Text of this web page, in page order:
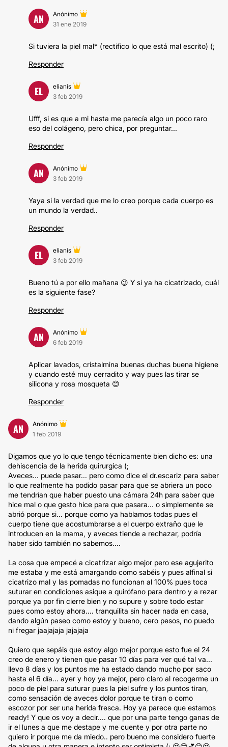
AN
Anónimo
31 ene 2019
Si tuviera la piel mal* (rectifico lo que está mal escrito) (;
Responder
EL
elianis
3 feb 2019
Ufff, si es que a mi hasta me parecía algo un poco raro
eso del colágeno, pero chica, por preguntar...
Responder
AN
Anónimo
3 feb 2019
Yaya si la verdad que me lo creo porque cada cuerpo es
un mundo la verdad..
Responder
EL
elianis
3 feb 2019
Bueno tú a por ello mañana 😉 Y si ya ha cicatrizado, cuál
es la siguiente fase?
Responder
AN
Anónimo
6 feb 2019
Aplicar lavados, cristalmina buenas duchas buena higiene
y cuando esté muy cerradito y way pues las tirar se
silicona y rosa mosqueta 😊
Responder
AN
Anónimo
1 feb 2019
Digamos que yo lo que tengo técnicamente bien dicho es: una
dehiscencia de la herida quirurgica (;
Aveces... puede pasar... pero como dice el dr.escariz para saber
lo que realmente ha podido pasar para que se abriera un poco
me tendrían que haber puesto una cámara 24h para saber que
hice mal o que gesto hice para que pasara... o simplemente se
abrió porque si... porque como ya hablamos todas pues el
cuerpo tiene que acostumbrarse a el cuerpo extraño que le
introducen en la mama, y aveces tiende a rechazar, podría
haber sido también no sabemos....
La cosa que empecé a cicatrizar algo mejor pero ese agujerito
me estaba y me está amargando como sabéis y pues alfinal si
cicatrizo mal y las pomadas no funcionan al 100% pues toca
suturar en condiciones asique a quirófano para dentro y a rezar
porque ya por fin cierre bien y no supure y sobre todo estar
pues como estoy ahora.... tranquilita sin hacer nada en casa,
dando algún paseo como estoy y bueno, cero pesos, no puedo
ni fregar jaajajaja jajajaja
Quiero que sepáis que estoy algo mejor porque esto fue el 24
creo de enero y tienen que pasar 10 días para ver qué tal va...
llevo 8 días y los puntos me ha estado dando mucho por saco
hasta el 6 día... ayer y hoy ya mejor, pero claro al recogerme un
poco de piel para suturar pues la piel sufre y los puntos tiran,
como sensación de aveces dolor porque te tiran o como
escozor por ser una herida fresca. Hoy ya parece que estamos
ready! Y que os voy a decir.... que por una parte tengo ganas de
ir el lunes a que me destape y me cuente y por otra parte no
quiero ir porque me da miedo.. pero bueno me considero fuerte